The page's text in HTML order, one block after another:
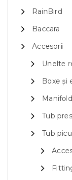
RainBird
Baccara
Accesorii
Unelte
Boxe și
Tub
Tub